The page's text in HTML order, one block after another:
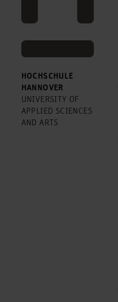
HOCHSCHULE
HANNOVER
UNIVERSITY OF
APPLIED SCIENCES
AND ARTS